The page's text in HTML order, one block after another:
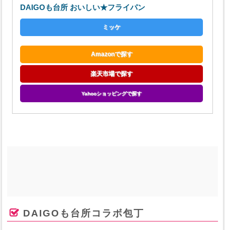
DAIGOも台所 おいしい★フライパン
ミッケ
Amazonで探す
楽天市場で探す
Yahooショッピングで探す
DAIGOも台所コラボ包丁